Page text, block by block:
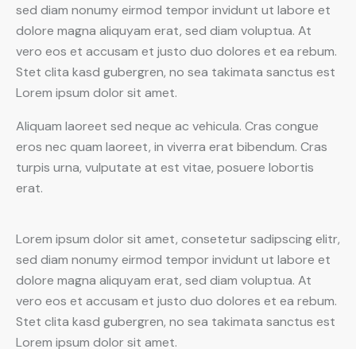
sed diam nonumy eirmod tempor invidunt ut labore et
dolore magna aliquyam erat, sed diam voluptua. At
vero eos et accusam et justo duo dolores et ea rebum.
Stet clita kasd gubergren, no sea takimata sanctus est
Lorem ipsum dolor sit amet.
Aliquam laoreet sed neque ac vehicula. Cras congue
eros nec quam laoreet, in viverra erat bibendum. Cras
turpis urna, vulputate at est vitae, posuere lobortis
erat.
Lorem ipsum dolor sit amet, consetetur sadipscing elitr,
sed diam nonumy eirmod tempor invidunt ut labore et
dolore magna aliquyam erat, sed diam voluptua. At
vero eos et accusam et justo duo dolores et ea rebum.
Stet clita kasd gubergren, no sea takimata sanctus est
Lorem ipsum dolor sit amet.